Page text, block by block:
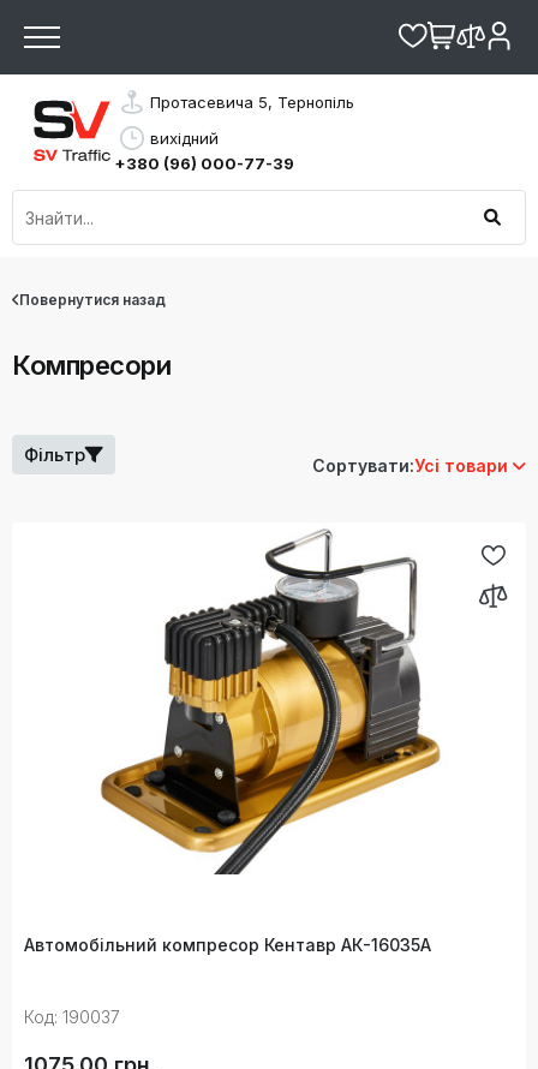
Протасевича 5, Тернопіль
вихідний
+380 (96) 000-77-39
Повернутися назад
Компресори
Фільтр Сортувати:Усі товари
Автомобільний компресор Кентавр АК-16035A
Код: 190037